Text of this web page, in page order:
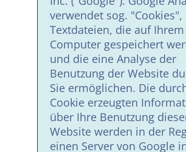
verwendet sog. "Cookies",
Textdateien, die auf Ihrem
Computer gespeichert
und die eine Analyse der
Benutzung der Website
Sie ermöglichen. Die
Cookie erzeugten
über Ihre Benutzung
Website werden in der
einen Server von Google